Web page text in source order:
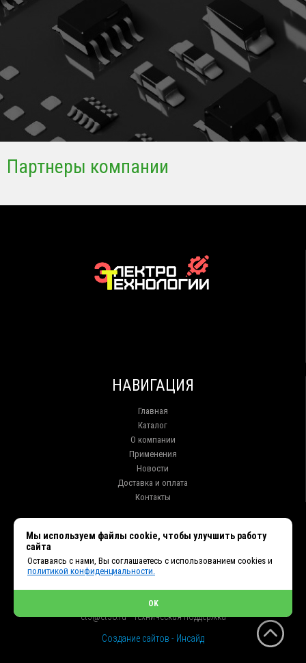
Партнеры компании
НАВИГАЦИЯ
Главная
Каталог
О компании
Применения
Новости
Доставка и оплата
Контакты
+7 (914) 010-76-83, 8 (3952) 93-27-93 - Отдел продаж
+7 (950) 075-85-99 - Техническая поддержка
et2@et38.ru - Отдел продаж
et3@et38.ru - Техническая поддержка
Создание сайтов - Инсайд
Мы используем файлы cookie, чтобы улучшить работу
сайта
Оставаясь с нами, Вы соглашаетесь с использованием cookies и
политикой конфиденциальности.
OK